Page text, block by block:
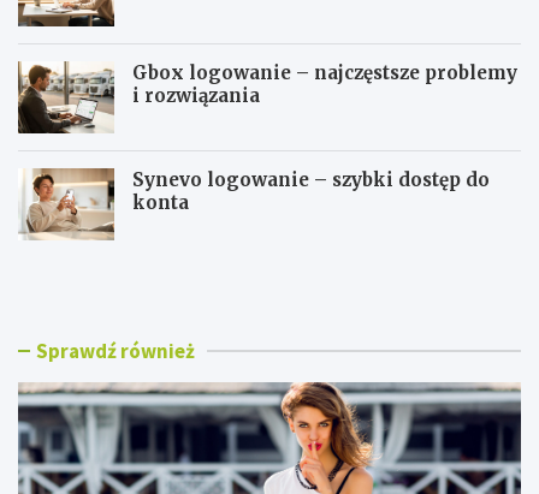
Gbox logowanie – najczęstsze problemy
i rozwiązania
Synevo logowanie – szybki dostęp do
konta
B
i
a
m
s
k
i
W
l
g
o
w
a
n
Sprawdź również